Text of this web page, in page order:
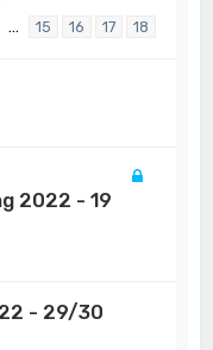
… 15 16 17 18
2022 - 19
- 29/30